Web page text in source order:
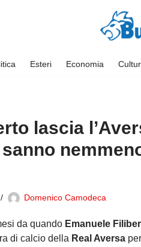
Esteri Economia
lascia
Domenico Camodeca
da quando Emanuele
di calcio della Real Aversa